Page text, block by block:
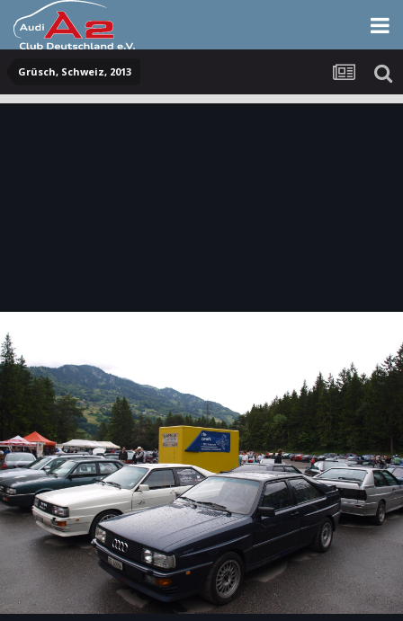
Grüsch, Schweiz, 2013